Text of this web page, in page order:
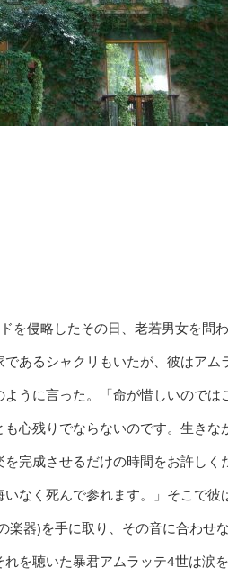
を侵略したその日、老若男女を問
あるシャクリもいたが、彼はア
うに言った。「命が惜しいのでは
心残りでならないのです。生き
完成させるだけの時間をお許し
なく死んで参れます。」そこで彼
器)を手に取り、その音に合わせ
を聴いた暴君アムラッテ4世は涙